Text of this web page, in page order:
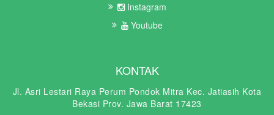
Instagram
Youtube
KONTAK
Jl. Asri Lestari Raya Perum Pondok Mitra Kec. Jatiasih Kota
Bekasi Prov. Jawa Barat 17423